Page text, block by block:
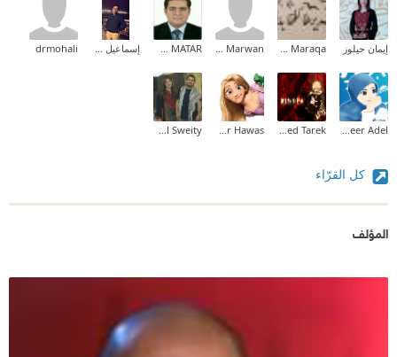
إيمان حيلوز Zeina M.I Maraqa
Bahaa Marwan
RAMI MARWAN MATAR إسماعيل عبد الله drmohali
Abeer Adel
Mohamed Tarek
Hadeer Hawas
Sally Al Sweity
كل القرّاء
المؤلف